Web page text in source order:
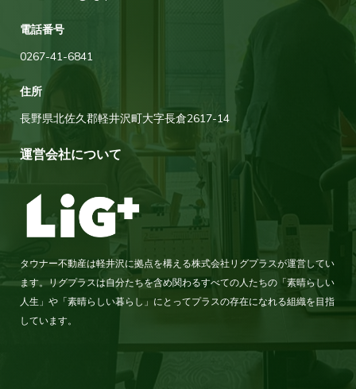
電話番号
0267-41-6841
住所
長野県北佐久郡軽井沢町大字長倉2617-14
運営会社について
タウナー不動産は軽井沢に拠点を構える株式会社リグプラスが運営してい
ます。リグプラスは自分たちを含め関わるすべての人たちの「素晴らしい
人生」や「素晴らしい暮らし」にとってプラスの存在になれる組織を目指
しています。